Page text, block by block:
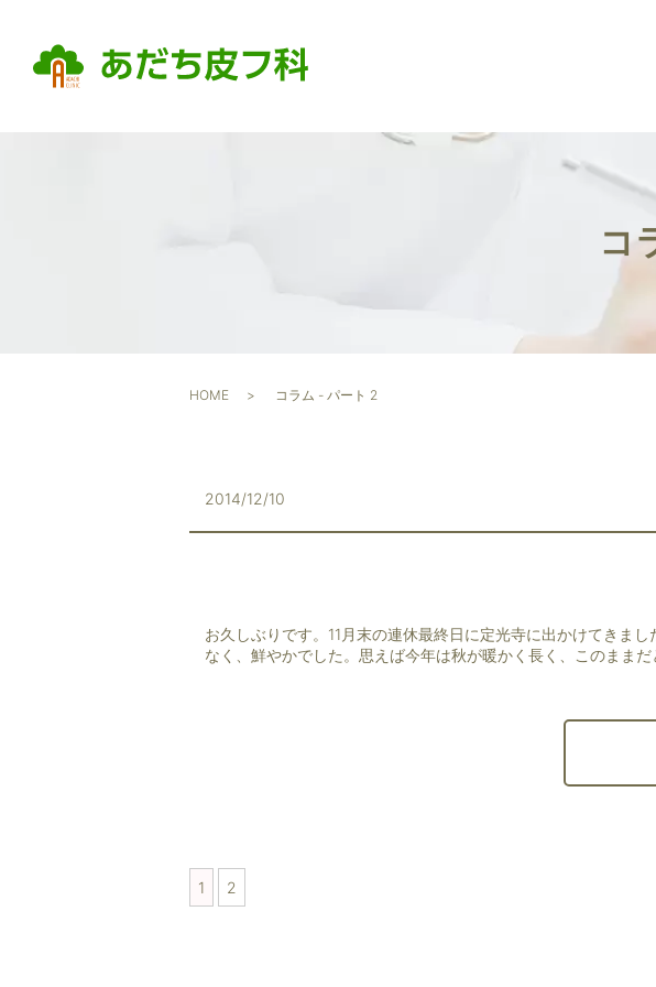
コ
HOME コラム - パート 2
2014/12/10
お久しぶりです。11月末の連休最終日に定光寺に出かけてきま
なく、鮮やかでした。思えば今年は秋が暖かく長く、このまま
1 2